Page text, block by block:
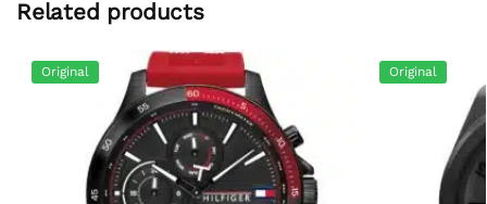
Related products
Original Original